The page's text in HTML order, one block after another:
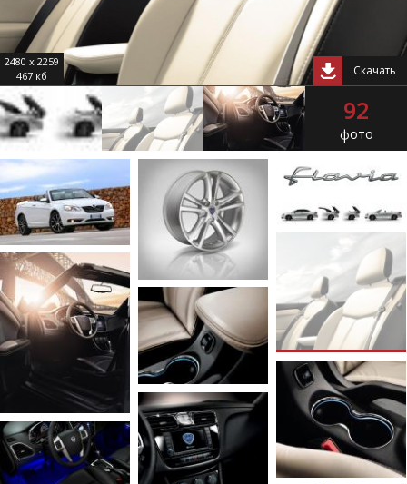
2480 x 2259
467 кб
Скачать
92
фото